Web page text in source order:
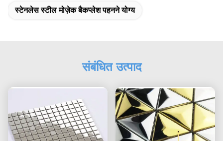
स्टेनलेस स्टील मोज़ेक बैकप्लेश पहनने योग्य
संबंधित उत्पाद